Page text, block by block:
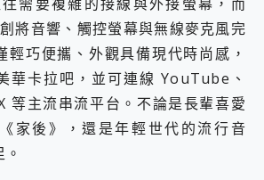
需要複雜的接線與外接螢幕，而
將音響、觸控螢幕與無線麥克風完
輕巧便攜、外觀具備現代時尚感，
華卡拉吧，並可連線 YouTube、
等主流串流平台。不論是長輩喜愛
家後》，還是年輕世代的流行音